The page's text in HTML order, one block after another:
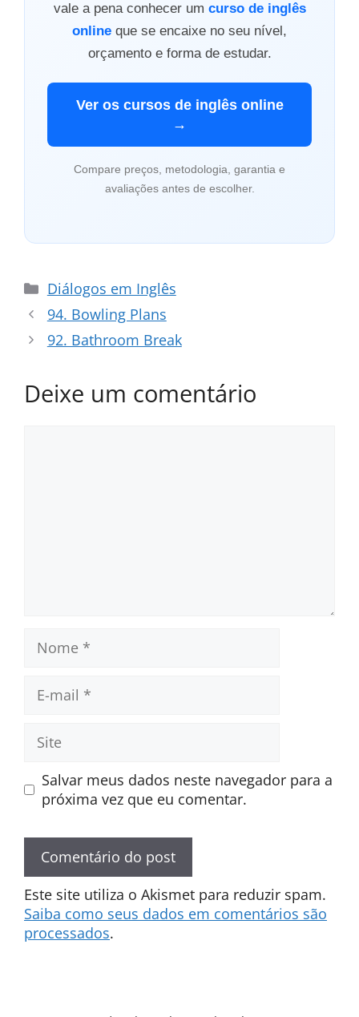
vale a pena conhecer um curso de inglês
online que se encaixe no seu nível,
orçamento e forma de estudar.
Ver os cursos de inglês online
→
Compare preços, metodologia, garantia e
avaliações antes de escolher.
Categorias
Diálogos em Inglês
94. Bowling Plans
92. Bathroom Break
Deixe um comentário
mail
Site
Salvar meus dados neste navegador para a
próxima vez que eu comentar.
Este site utiliza o Akismet para reduzir spam.
Saiba como seus dados em comentários são
processados.